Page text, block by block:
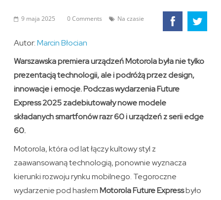
9 maja 2025 0 Comments Na czasie
Autor:Marcin Błocian
Warszawska premiera urządzeń Motorola była nie tylko
prezentacją technologii, ale i podróżą przez design,
innowacje i emocje. Podczas wydarzenia Future
Express 2025 zadebiutowały nowe modele
składanych smartfonów razr 60 i urządzeń z serii edge
60.
Motorola, która od lat łączy kultowy styl z
zaawansowaną technologią, ponownie wyznacza
kierunki rozwoju rynku mobilnego. Tegoroczne
wydarzenie pod hasłemMotorola Future Expressbyło